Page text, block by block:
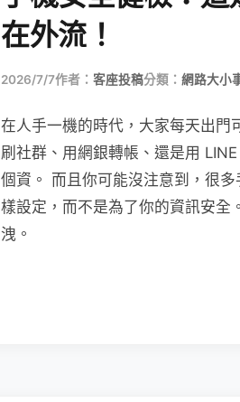
在外流！
2026/7/7作者： 客座投稿分類： 網路大小
在人手一機的時代，大家每天出門
刷社群、用網銀轉帳、還是用
個資。 而且你可能沒注意到，很
樣設定，而不是為了你的資訊安全
洩。